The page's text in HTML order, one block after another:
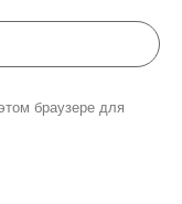
браузере для